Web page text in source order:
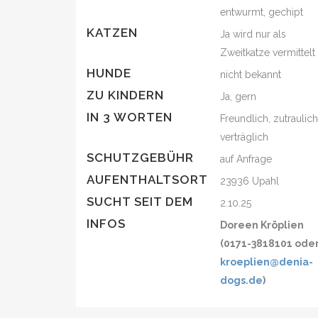
entwurmt, gechipt
KATZEN
Ja wird nur als
Zweitkatze vermittelt
HUNDE nicht bekannt
ZU KINDERN Ja, gern
IN 3 WORTEN
Freundlich,
verträglich
SCHUTZGEBÜHR auf Anfrage
AUFENTHALTSORT 23936 Upahl
SUCHT SEIT DEM 2.10.25
INFOS
Doreen Kröplien
(0171-3818101
kroeplien@denia-
dogs.de)